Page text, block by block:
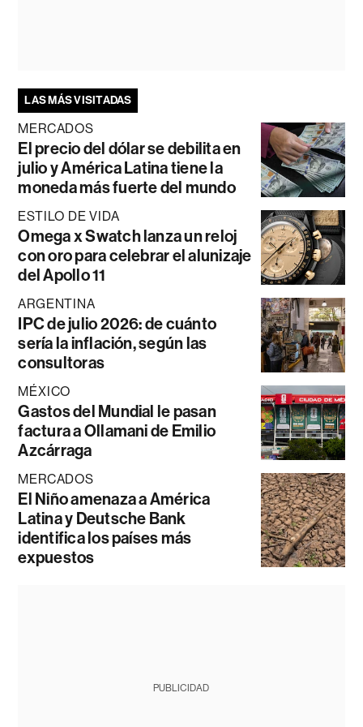
LAS MÁS VISITADAS
MERCADOS
El precio del dólar se debilita en
julio y América Latina tiene la
moneda más fuerte del mundo
ESTILO DE VIDA
Omega x Swatch lanza un reloj
con oro para celebrar el alunizaje
del Apollo 11
ARGENTINA
IPC de julio 2026: de cuánto
sería la inflación, según las
consultoras
MÉXICO
Gastos del Mundial le pasan
factura a Ollamani de Emilio
Azcárraga
MERCADOS
El Niño amenaza a América
Latina y Deutsche Bank
identifica los países más
expuestos
PUBLICIDAD